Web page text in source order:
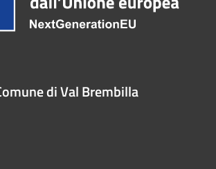
di Val Brembilla